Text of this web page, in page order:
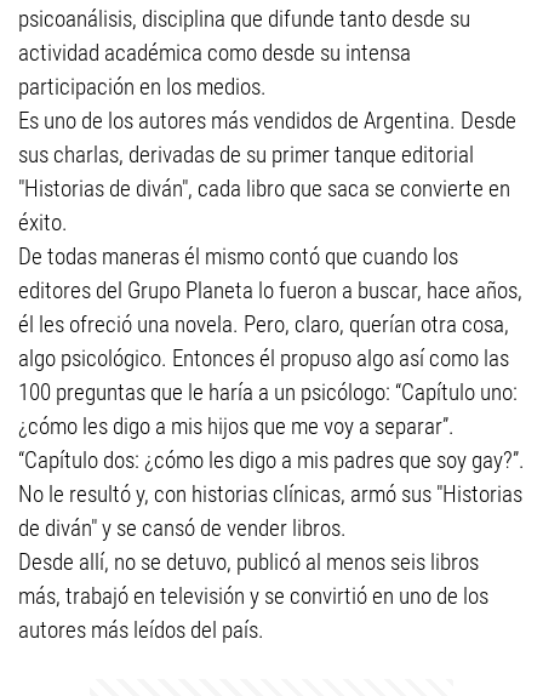
psicoanálisis, disciplina que difunde tanto desde su
actividad académica como desde su intensa
participación en los medios.
Es uno de los autores más vendidos de Argentina. Desde
sus charlas, derivadas de su primer tanque editorial
"Historias de diván", cada libro que saca se convierte en
éxito.
De todas maneras él mismo contó que cuando los
editores del Grupo Planeta lo fueron a buscar, hace años,
él les ofreció una novela. Pero, claro, querían otra cosa,
algo psicológico. Entonces él propuso algo así como las
100 preguntas que le haría a un psicólogo: “Capítulo uno:
¿cómo les digo a mis hijos que me voy a separar”.
“Capítulo dos: ¿cómo les digo a mis padres que soy gay?”.
No le resultó y, con historias clínicas, armó sus "Historias
de diván" y se cansó de vender libros.
Desde allí, no se detuvo, publicó al menos seis libros
más, trabajó en televisión y se convirtió en uno de los
autores más leídos del país.